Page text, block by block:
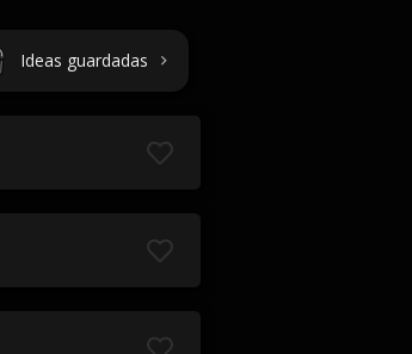
Ideas guardadas